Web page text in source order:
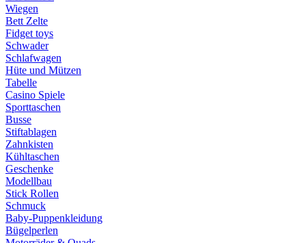
Wiegen
Bett Zelte
Fidget toys
Schwader
Schlafwagen
Hüte und Mützen
Tabelle
Casino Spiele
Sporttaschen
Busse
Stiftablagen
Zahnkisten
Kühltaschen
Geschenke
Modellbau
Stick Rollen
Schmuck
Baby-Puppenkleidung
Bügelperlen